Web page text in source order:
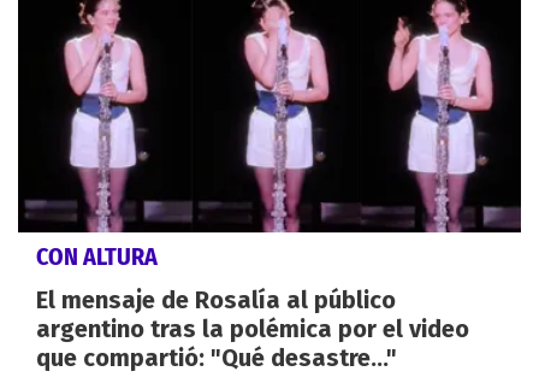
CON ALTURA
El mensaje de Rosalía al público
argentino tras la polémica por el video
que compartió: "Qué desastre..."